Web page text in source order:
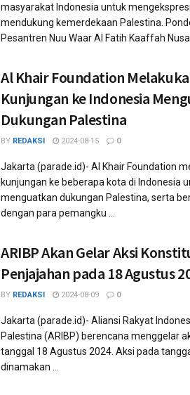
masyarakat Indonesia untuk
mendukung kemerdekaan Palestina.
Pesantren Nuu Waar Al Fatih Kaaffah
Al Khair Foundation
Kunjungan ke Indonesia
Dukungan Palestina
BY REDAKSI 2024-08-15 0
Jakarta (parade.id)- Al Khair Foundation
kunjungan ke beberapa kota di Indonesia
menguatkan dukungan Palestina, serta
dengan para pemangku ...
ARIBP Akan Gelar Aksi
Penjajahan pada 18 Agustus
BY REDAKSI 2024-08-09 0
Jakarta (parade.id)- Aliansi Rakyat
Palestina (ARIBP) berencana menggelar
tanggal 18 Agustus 2024. Aksi pada
dinamakan ...